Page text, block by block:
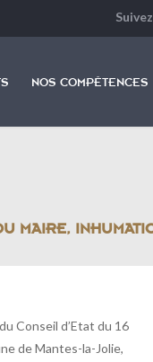
NOS COMPÉTENCES
MAIRE,
Conseil d’Etat du 16
de Mantes-la-Jolie,